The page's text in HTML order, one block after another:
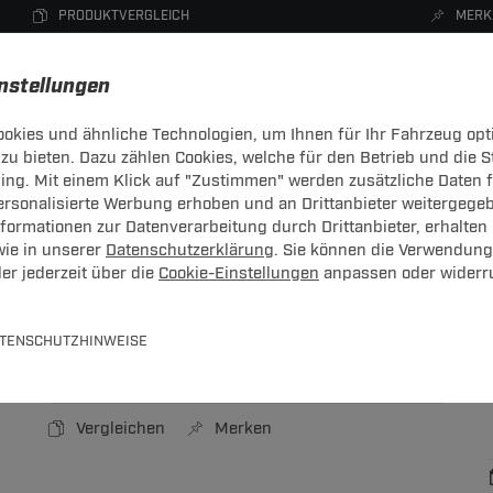
und ähnliche Technologien, um Ihnen für Ihr Fahrzeug
bieten. Dazu zählen Cookies, welche für den Betrieb und die
Mit einem Klick auf "Zustimmen" werden zusätzliche Daten
Werbung erhoben und an Drittanbieter
zur Datenverarbeitung durch Drittanbieter, erhalten
in unserer Datenschutzerklärung. Sie können die
jederzeit über die Cookie-Einstellungen anpassen oder
PRODUKTVERGLEICH
DACHBOXEN FAHRRADTRÄGER ZUBEHÖR
Vergleichen Merken